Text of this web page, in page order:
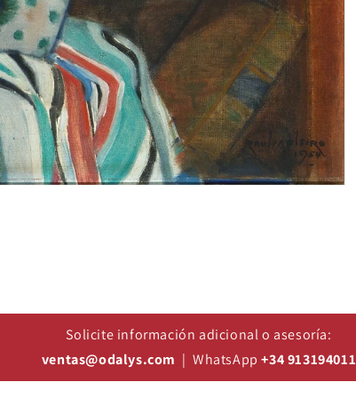
Solicite información adicional o asesoría:
ventas@odalys.com | WhatsApp+34 913194011